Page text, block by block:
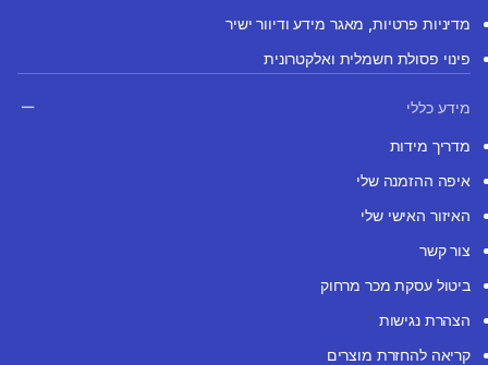
מדיניות פרטיות, מאגר מידע ודיוור ישיר
פינוי פסולת חשמלית ואלקטרונית
מידע כללי
מדריך מידות
איפה ההזמנה שלי
האיזור האישי שלי
צור קשר
ביטול עסקת מכר מרחוק
הצהרת נגישות
קריאה להחזרת מוצרים